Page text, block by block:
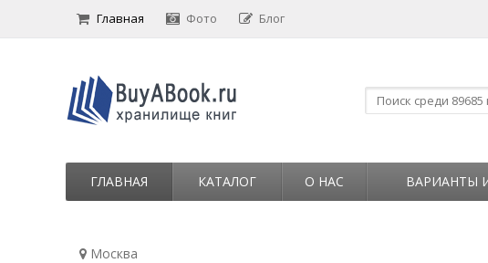
Главная Фото Блог
ГЛАВНАЯ КАТАЛОГ О НАС ВАРИАНТЫ
Москва